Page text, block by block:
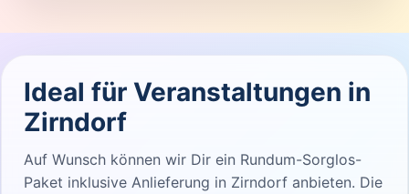
Ideal für Veranstaltungen in
Zirndorf
Auf Wunsch können wir Dir ein Rundum-Sorglos-
Paket inklusive Anlieferung in Zirndorf anbieten. Die